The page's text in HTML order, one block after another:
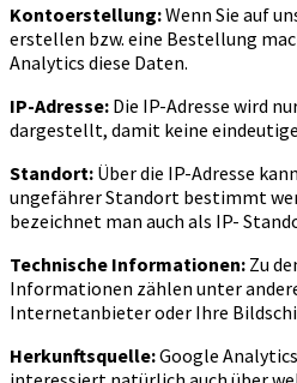
Kontoerstellung:Wenn Sie auf
erstellen bzw. eine Bestellung
Analytics diese Daten.
IP-Adresse: Die IP-Adresse wird
dargestellt, damit keine
Standort: Über die IP-Adresse
ungefährer Standort bestimmt
bezeichnet man auch als IP-
Technische Informationen: Zu
Informationen zählen unter
Internetanbieter oder Ihre
Herkunftsquelle:Google